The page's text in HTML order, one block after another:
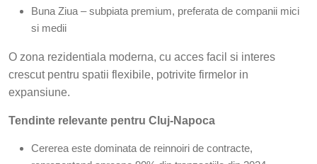
Buna Ziua – subpiata premium, preferata de companii mici
si medii
O zona rezidentiala moderna, cu acces facil si interes
crescut pentru spatii flexibile, potrivite firmelor in
expansiune.
Tendinte relevante pentru Cluj-Napoca
Cererea este dominata de reinnoiri de contracte,